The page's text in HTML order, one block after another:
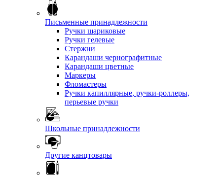
Письменные принадлежности
Ручки шариковые
Ручки гелевые
Стержни
Карандаши чернографитные
Карандаши цветные
Маркеры
Фломастеры
Ручки капиллярные, ручки-роллеры,
перьевые ручки
Школьные принадлежности
Другие канцтовары